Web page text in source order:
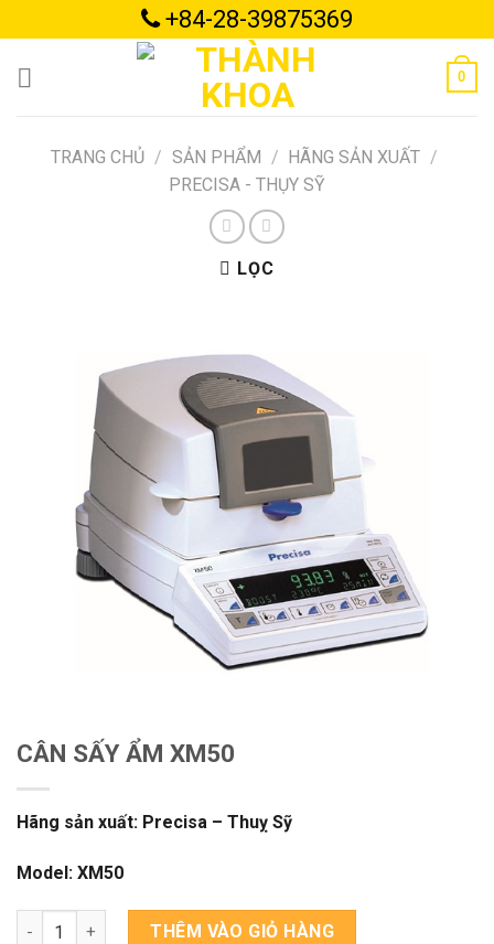
to
content
+84-28-39875369
0
TRANG CHỦ / SẢN PHẨM / HÃNG SẢN XUẤT /
PRECISA - THỤY SỸ
LỌC
CÂN SẤY ẨM XM50
Hãng sản xuất: Precisa – Thuỵ Sỹ
Model: XM50
CÂN SẤY ẨM XM50 số lượngTHÊM VÀO GIỎ HÀNG